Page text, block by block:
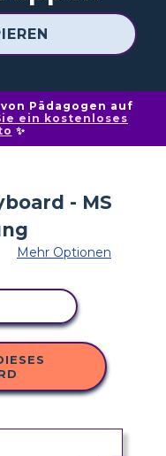
Pädagogen auf
ein kostenloses
✨
Mehr Optionen